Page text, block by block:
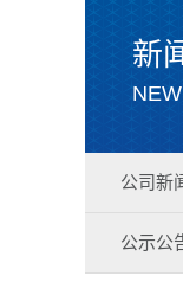
新
公司新
公示公